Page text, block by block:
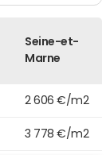
Seine-et-
Marne
2 606 €/m2
3 778 €/m2